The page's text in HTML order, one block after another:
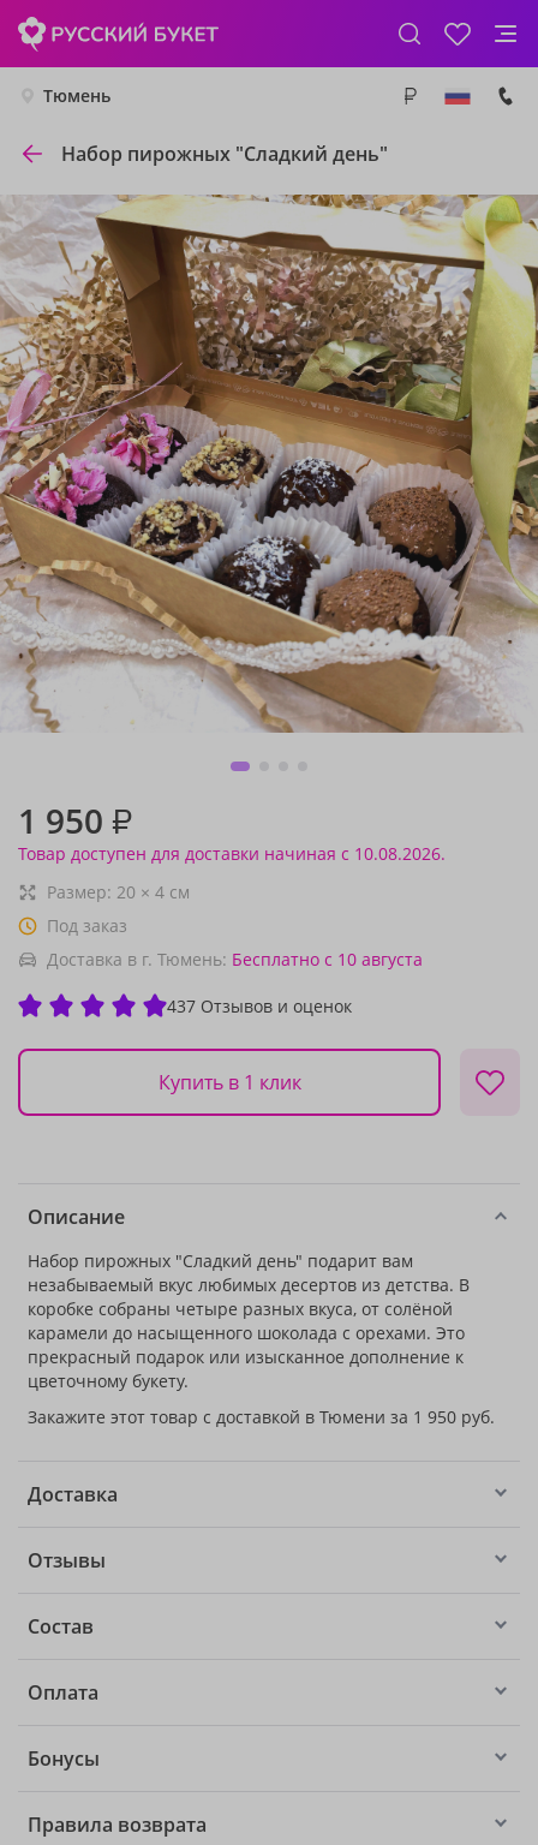
Тюмень
Набор пирожных "Сладкий день"
1 950 ₽
Товар доступен для доставки начиная с 10.08.2026.
Размер: 20 × 4 см
Под заказ
Доставка в г. Тюмень: Бесплатно с 10 августа
437 Отзывов и оценок
Купить в 1 клик
Описание
Набор пирожных "Сладкий день" подарит вам
незабываемый вкус любимых десертов из детства. В
коробке собраны четыре разных вкуса, от солёной
карамели до насыщенного шоколада с орехами. Это
прекрасный подарок или изысканное дополнение к
цветочному букету.
Закажите этот товар с доставкой в Тюмени за 1 950 руб.
Доставка
Отзывы
Состав
Оплата
Бонусы
Правила возврата